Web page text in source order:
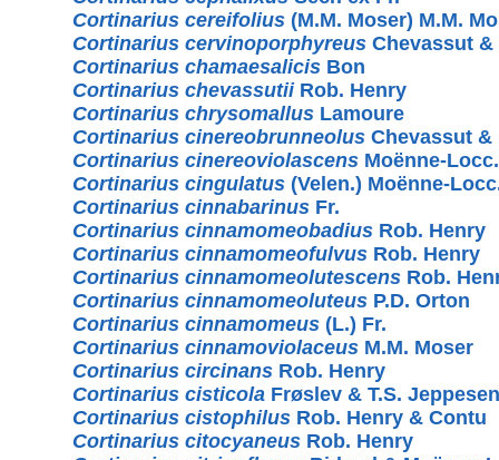
Cortinarius cereifolius (M.M. Moser) M.M.
Cortinarius cervinoporphyreus Chevassut &
Cortinarius chamaesalicis Bon
Cortinarius chevassutiiRob. Henry
Cortinarius chrysomallus Lamoure
Cortinarius cinereobrunneolus Chevassut &
Cortinarius cinereoviolascens Moënne-
Cortinarius cingulatus (Velen.) Moënne-
Cortinarius cinnabarinus Fr.
Cortinarius cinnamomeobadius Rob. Henry
Cortinarius cinnamomeofulvus Rob. Henry
Cortinarius cinnamomeolutescens Rob.
Cortinarius cinnamomeoluteus P.D. Orton
Cortinarius cinnamomeus (L.) Fr.
Cortinarius cinnamoviolaceus M.M. Moser
Cortinarius circinans Rob. Henry
Cortinarius cisticola Frøslev & T.S. Jeppesen
Cortinarius cistophilus Rob. Henry & Contu
Cortinarius citocyaneus Rob. Henry